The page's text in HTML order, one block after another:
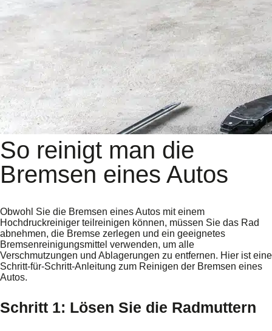
So reinigt man die
Bremsen eines Autos
Obwohl Sie die Bremsen eines Autos mit einem
Hochdruckreiniger teilreinigen können, müssen Sie das Rad
abnehmen, die Bremse zerlegen und ein geeignetes
Bremsenreinigungsmittel verwenden, um alle
Verschmutzungen und Ablagerungen zu entfernen. Hier ist eine
Schritt-für-Schritt-Anleitung zum Reinigen der Bremsen eines
Autos.
Schritt 1: Lösen Sie die Radmuttern